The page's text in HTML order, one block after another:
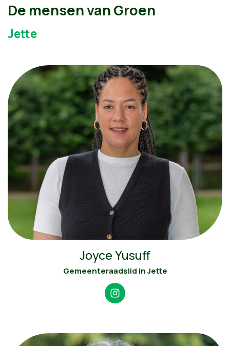
De mensen van Groen
Jette
Joyce Yusuff
Gemeenteraadslid in Jette